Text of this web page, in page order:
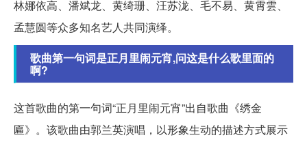
林娜依高、潘斌龙、黄绮珊、汪苏泷、毛不易、黄霄雲、
孟慧圆等众多知名艺人共同演绎。
歌曲第一句词是正月里闹元宵,问这是什么歌里面的
啊?
这首歌曲的第一句词“正月里闹元宵”出自歌曲《绣金
匾》。该歌曲由郭兰英演唱，以形象生动的描述方式展示